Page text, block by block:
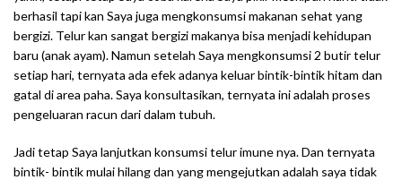
berhasil tapi kan Saya juga mengkonsumsi makanan sehat yang
bergizi. Telur kan sangat bergizi makanya bisa menjadi kehidupan
baru (anak ayam). Namun setelah Saya mengkonsumsi 2 butir telur
setiap hari, ternyata ada efek adanya keluar bintik-bintik hitam dan
gatal di area paha. Saya konsultasikan, ternyata ini adalah proses
pengeluaran racun dari dalam tubuh.
Jadi tetap Saya lanjutkan konsumsi telur imune nya. Dan ternyata
bintik- bintik mulai hilang dan yang mengejutkan adalah saya tidak